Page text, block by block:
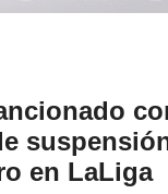
en LaLiga